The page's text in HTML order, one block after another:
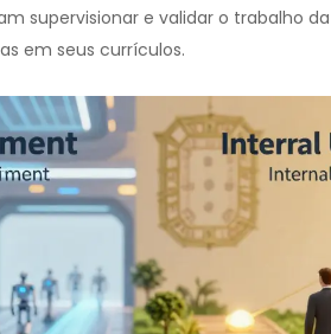
supervisionar e validar o trabalho
em seus currículos.